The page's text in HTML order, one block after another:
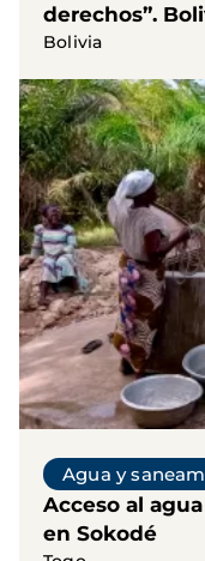
derechos”.
Bolivia
Agua y
Acceso al
en Sokodé